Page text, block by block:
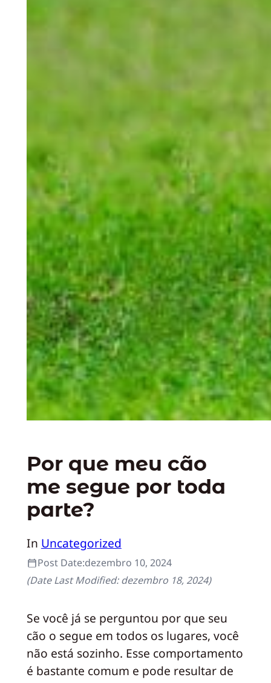
Por que meu cão
me segue por toda
parte?
In Uncategorized
Post Date:dezembro 10, 2024
(Date Last Modified:dezembro 18, 2024)
Se você já se perguntou por que seu
cão o segue em todos os lugares, você
não está sozinho. Esse comportamento
é bastante comum e pode resultar de